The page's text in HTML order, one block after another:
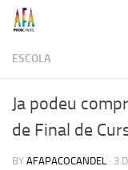
Skip to content
ESCOLA
Ja podeu
de Final de
BY AFAPACOCANDEL · 3